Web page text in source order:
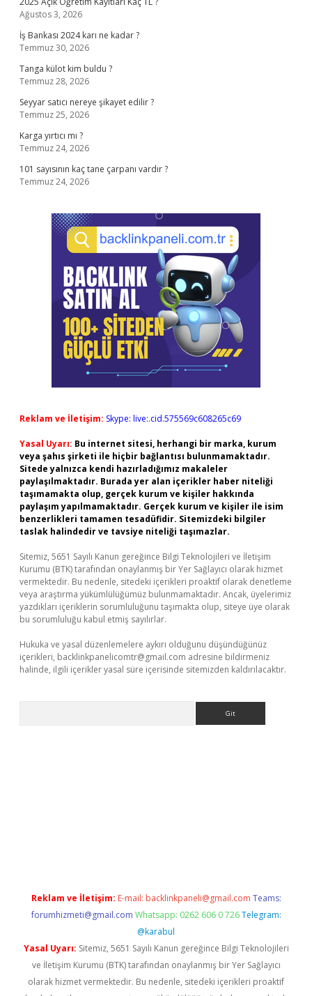
Ağustos 3, 2026
İş Bankası 2024 karı ne kadar ?
Temmuz 30, 2026
Tanga külot kim buldu ?
Temmuz 28, 2026
Seyyar satıcı nereye şikayet edilir ?
Temmuz 25, 2026
Karga yırtıcı mı ?
Temmuz 24, 2026
101 sayısının kaç tane çarpanı vardır ?
Temmuz 24, 2026
Reklam ve İletişim: Skype: live:.cid.575569c608265c69
Yasal Uyarı: Bu internet sitesi, herhangi bir marka, kurum
veya şahıs şirketi ile hiçbir bağlantısı bulunmamaktadır.
Sitede yalnızca kendi hazırladığımız makaleler
paylaşılmaktadır. Burada yer alan içerikler haber niteliği
taşımamakta olup, gerçek kurum ve kişiler hakkında
paylaşım yapılmamaktadır. Gerçek kurum ve kişiler ile isim
benzerlikleri tamamen tesadüfidir. Sitemizdeki bilgiler
taslak halindedir ve tavsiye niteliği taşımazlar.
Sitemiz, 5651 Sayılı Kanun gereğince Bilgi Teknolojileri ve İletişim
Kurumu (BTK) tarafından onaylanmış bir Yer Sağlayıcı olarak hizmet
vermektedir. Bu nedenle, sitedeki içerikleri proaktif olarak denetleme
veya araştırma yükümlülüğümüz bulunmamaktadır. Ancak, üyelerimiz
yazdıkları içeriklerin sorumluluğunu taşımakta olup, siteye üye olarak
bu sorumluluğu kabul etmiş sayılırlar.
Hukuka ve yasal düzenlemelere aykırı olduğunu düşündüğünüz
içerikleri, backlinkpanelicomtr@gmail.com adresine bildirmeniz
halinde, ilgili içerikler yasal süre içerisinde sitemizden kaldırılacaktır.
Reklam ve İletişim: E-mail: backlinkpaneli@gmail.com Teams:
forumhizmeti@gmail.com Whatsapp: 0262 606 0 726 Telegram:
@karabul
Yasal Uyarı: Sitemiz, 5651 Sayılı Kanun gereğince Bilgi Teknolojileri
ve İletişim Kurumu (BTK) tarafından onaylanmış bir Yer Sağlayıcı
olarak hizmet vermektedir. Bu nedenle, sitedeki içerikleri proaktif